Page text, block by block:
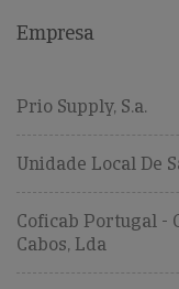
Empresa
Prio Supply, S.a.
Unidade Local De
Coficab Portugal -
Cabos, Lda